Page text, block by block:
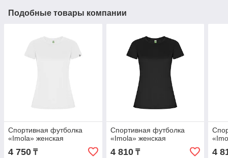
Подобные товары компании
Спортивная футболка
«Imola» женская
4 750 ₸
Спортивная футболка
«Imola» женская
4 810₸ 4